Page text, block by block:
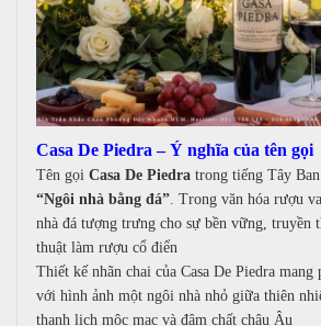
Casa De Piedra – Ý nghĩa của tên gọi
Tên gọiCasa De Piedra trong tiếng Tây
“Ngôi nhà bằng đá” .Trong văn hóa rượu
nhà đá tượng trưng cho sự bền vững, truyền
thuật làm rượu cổ điển
Thiết kế nhãn chai của Casa De Piedra mang
với hình ảnh một ngôi nhà nhỏ giữa thiên
thanh lịch mộc mạc và đậm chất châu Âu